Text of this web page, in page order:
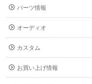
パーツ情報
オーディオ
カスタム
お買い上げ情報